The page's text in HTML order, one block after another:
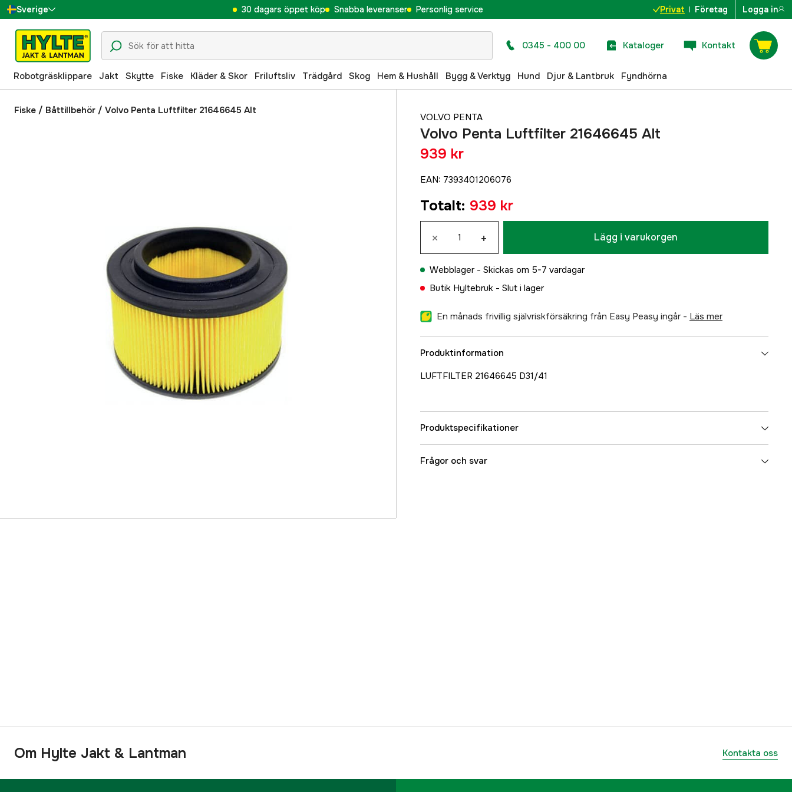
Sverige
Danmark
Suomi
Norge
Deutschland
30 dagars öppet köp Snabba leveranser Personlig service Privat Företag Logga in
0345 - 400 00 Kataloger Kontakt
Robotgräsklippare Jakt Skytte Fiske Kläder & Skor Friluftsliv Trädgård Skog Hem & Hushåll Bygg & Verktyg Hund Djur & Lantbruk Fyndhörna
Fiske / Båttillbehör / Volvo Penta Luftfilter 21646645 Alt
VOLVO PENTA
Volvo Penta Luftfilter 21646645 Alt
939 kr
EAN: 7393401206076
Totalt: 939 kr
× + Lägg i varukorgen
Webblager - Skickas om 5-7 vardagar
Butik Hyltebruk - Slut i lager
En månads frivillig självriskförsäkring från Easy Peasy ingår - läs mer
Produktinformation
LUFTFILTER 21646645 D31/41
Produktspecifikationer
Referensnummer
Frågor och svar
Om Hylte Jakt & Lantman Kontakta oss